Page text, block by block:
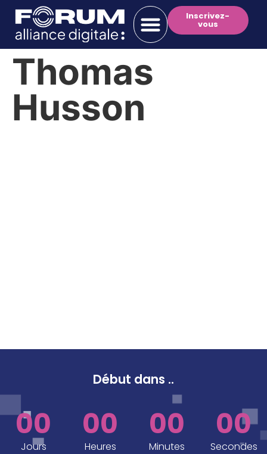
Inscrivez-
vous
Thomas
Husson
Début dans ..
00
Jours
00
Heures
00
Minutes
00
Secondes